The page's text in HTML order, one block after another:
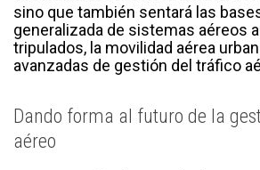
sino que también sentará las
generalizada de sistemas aéreos
tripulados, la movilidad aérea
avanzadas de gestión del tráfico
Dando forma al futuro de la
aéreo